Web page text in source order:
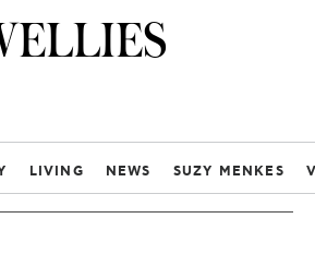
LIVING NEWS SUZY MENKES